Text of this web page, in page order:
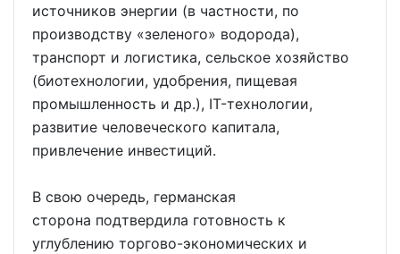
источников энергии (в частности, по
производству «зеленого» водорода),
транспорт и логистика, сельское хозяйство
(биотехнологии, удобрения, пищевая
промышленность и др.), IT-технологии,
развитие человеческого капитала,
привлечение инвестиций.
В свою очередь, германская
сторона подтвердила готовность к
углублению торгово-экономических и